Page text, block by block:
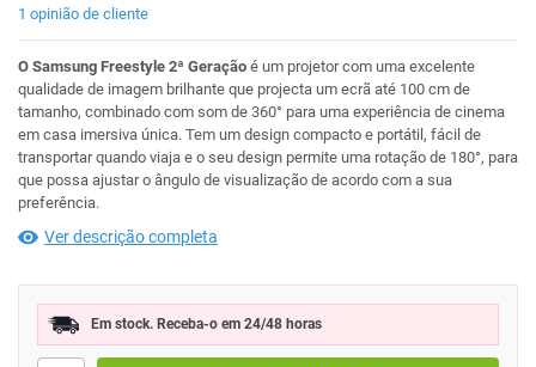
1 opinião de cliente
O Samsung Freestyle 2ª Geração é um projetor com uma excelente
qualidade de imagem brilhante que projecta um ecrã até 100 cm de
tamanho, combinado com som de 360° para uma experiência de cinema
em casa imersiva única. Tem um design compacto e portátil, fácil de
transportar quando viaja e o seu design permite uma rotação de 180°, para
que possa ajustar o ângulo de visualização de acordo com a sua
preferência.
Ver descrição completa
Em stock. Receba-o em 24/48 horas